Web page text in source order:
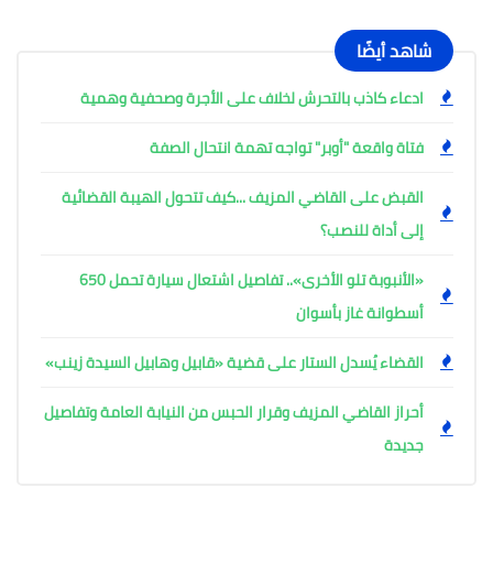
شاهد أيضًا
ادعاء كاذب بالتحرش لخلاف على الأجرة وصحفية وهمية
فتاة واقعة "أوبر" تواجه تهمة انتحال الصفة
القبض على القاضي المزيف ...كيف تتحول الهيبة القضائية
إلى أداة للنصب؟
«الأنبوبة تلو الأخرى».. تفاصيل اشتعال سيارة تحمل 650
أسطوانة غاز بأسوان
القضاء يُسدل الستار على قضية «قابيل وهابيل السيدة زينب»
أحراز القاضي المزيف وقرار الحبس من النيابة العامة وتفاصيل
جديدة